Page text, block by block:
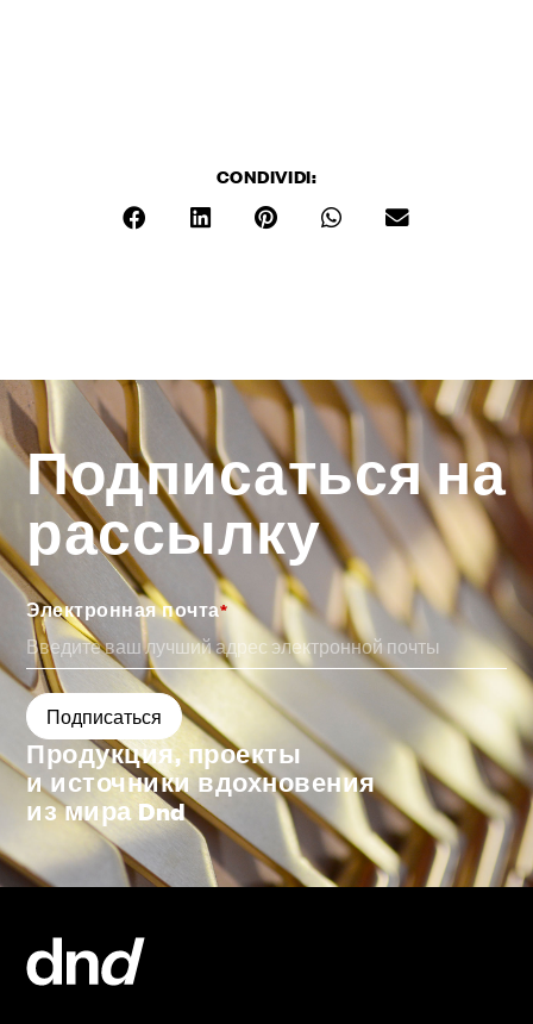
CONDIVIDI:
Подписаться на
рассылку
Электронная почта*
Продукция, проекты
и источники вдохновения
из мира Dnd